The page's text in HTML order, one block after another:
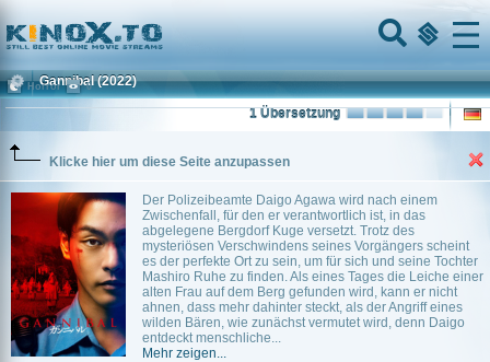
Home
Menu
Gannibal (2022)
1 Übersetzung
Klicke hier um diese Seite anzupassen
Der Polizeibeamte Daigo Agawa wird nach einem
Zwischenfall, für den er verantwortlich ist, in das
abgelegene Bergdorf Kuge versetzt. Trotz des
mysteriösen Verschwindens seines Vorgängers scheint
es der perfekte Ort zu sein, um für sich und seine Tochter
Mashiro Ruhe zu finden. Als eines Tages die Leiche einer
alten Frau auf dem Berg gefunden wird, kann er nicht
ahnen, dass mehr dahinter steckt, als der Angriff eines
wilden Bären, wie zunächst vermutet wird, denn Daigo
entdeckt menschliche...
Mehr zeigen...
Horror 0